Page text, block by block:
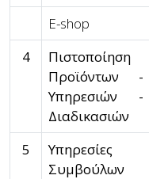
E-shop
4
Πιστοποίηση
Προϊόντων -
Υπηρεσιών -
Διαδικασιών
5
Υπηρεσίες
Συμβούλων